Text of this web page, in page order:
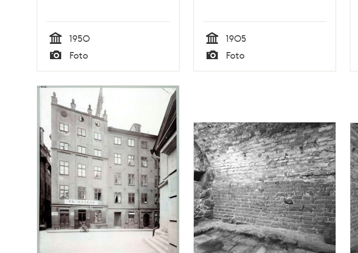
Tid
1950
Typ
Foto Tid
1905
Typ
Foto